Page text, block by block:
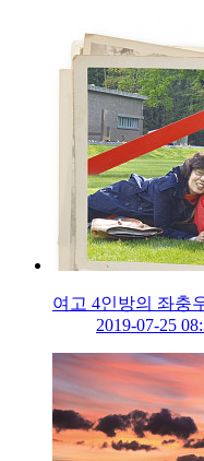
여고 4인방의 좌충
2019-07-25